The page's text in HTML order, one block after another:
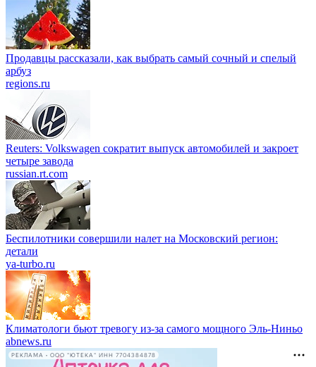
Продавцы рассказали, как выбрать самый сочный и спелый
арбуз
regions.ru
Reuters: Volkswagen сократит выпуск автомобилей и закроет
четыре завода
russian.rt.com
Беспилотники совершили налет на Московский регион:
детали
ya-turbo.ru
Климатологи бьют тревогу из-за самого мощного Эль-Ниньо
abnews.ru
РЕКЛАМА • ООО "ЮТЕКА" ИНН 7704384878